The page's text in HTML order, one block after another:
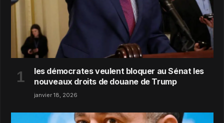
les démocrates veulent bloquer au Sénat les
nouveaux droits de douane de Trump
janvier 18, 2026